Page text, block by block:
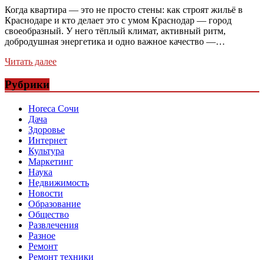
Когда квартира — это не просто стены: как строят жильё в
Краснодаре и кто делает это с умом Краснодар — город
своеобразный. У него тёплый климат, активный ритм,
добродушная энергетика и одно важное качество —…
Читать далее
Рубрики
Horeca Сочи
Дача
Здоровье
Интернет
Культура
Маркетинг
Наука
Недвижимость
Новости
Образование
Общество
Развлечения
Разное
Ремонт
Ремонт техники